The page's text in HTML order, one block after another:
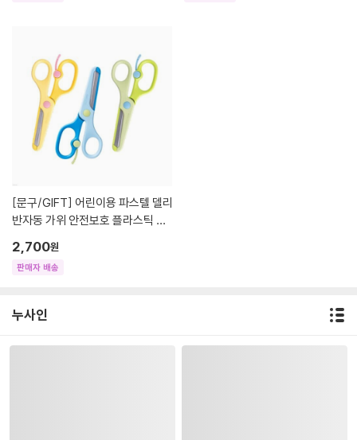
[문구/GIFT]
반자동 가위 안전보호 플라스틱 칼
2,700원
판매자 배송
누사인